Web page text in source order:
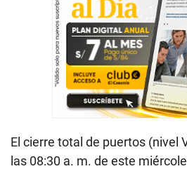
El cierre total de puertos (nivel
las 08:30 a. m. de este